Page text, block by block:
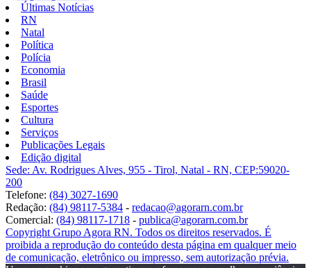
Últimas Notícias
RN
Natal
Política
Polícia
Economia
Brasil
Saúde
Esportes
Cultura
Serviços
Publicações Legais
Edição digital
Sede: Av. Rodrigues Alves, 955 - Tirol, Natal - RN, CEP:59020-
200
Telefone: (84) 3027-1690
Redação: (84) 98117-5384 - redacao@agorarn.com.br
Comercial: (84) 98117-1718 - publica@agorarn.com.br
Copyright Grupo Agora RN. Todos os direitos reservados. É
proibida a reprodução do conteúdo desta página em qualquer meio
de comunicação, eletrônico ou impresso, sem autorização prévia.